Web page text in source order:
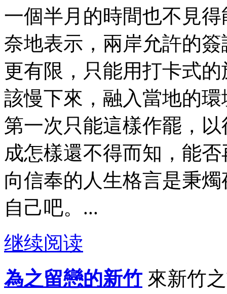
一個半月的時間也不見
奈地表示，兩岸允許的
更有限，只能用打卡式
該慢下來，融入當地的
第一次只能這樣作罷，
成怎樣還不得而知，能
向信奉的人生格言是秉
自己吧。...
继续阅读
為之留戀的新竹 來新竹